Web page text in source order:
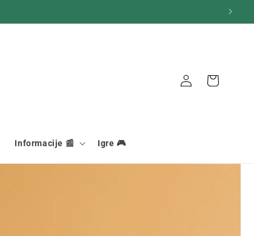
Informacije 📰 Igre 🎮
Veza Košara